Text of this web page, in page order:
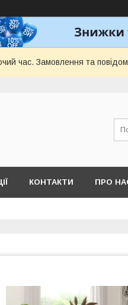
час. Замовлення та
КОНТАКТИ ПРО